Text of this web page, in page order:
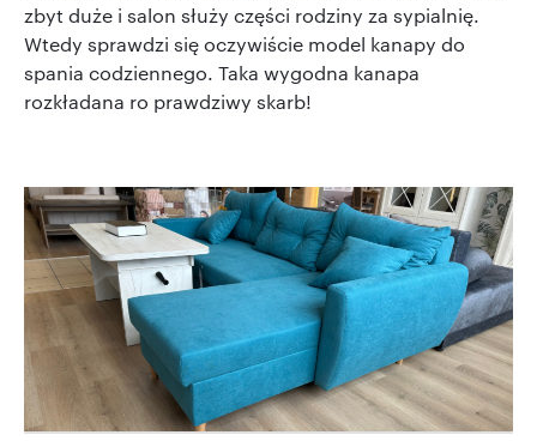
zbyt duże i salon służy części rodziny za sypialnię.
Wtedy sprawdzi się oczywiście model kanapy do
spania codziennego. Taka wygodna kanapa
rozkładana ro prawdziwy skarb!